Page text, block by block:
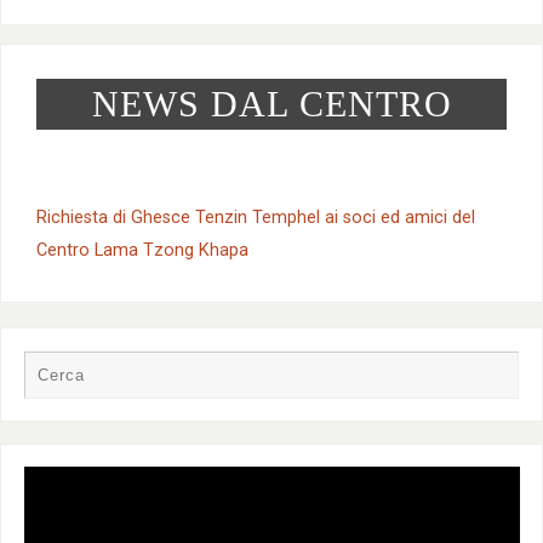
NEWS DAL CENTRO
Richiesta di Ghesce Tenzin Temphel ai soci ed amici del
Centro Lama Tzong Khapa